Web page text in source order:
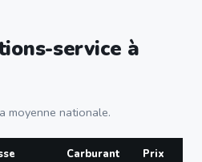
service à
moyenne nationale.
Carburant Prix